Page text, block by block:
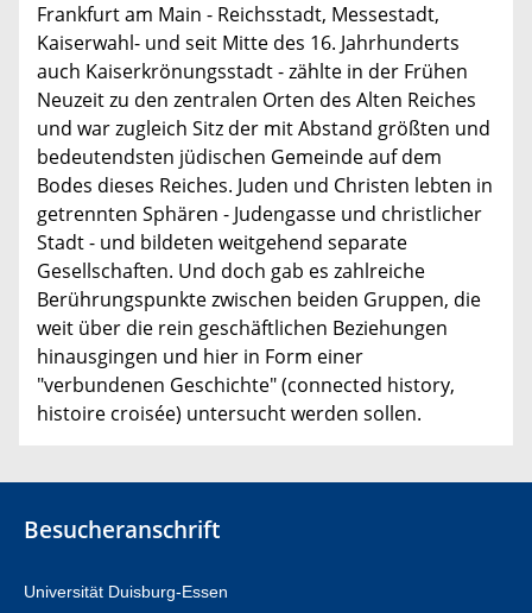
Frankfurt am Main - Reichsstadt, Messestadt,
Kaiserwahl- und seit Mitte des 16. Jahrhunderts
auch Kaiserkrönungsstadt - zählte in der Frühen
Neuzeit zu den zentralen Orten des Alten Reiches
und war zugleich Sitz der mit Abstand größten und
bedeutendsten jüdischen Gemeinde auf dem
Bodes dieses Reiches. Juden und Christen lebten in
getrennten Sphären - Judengasse und christlicher
Stadt - und bildeten weitgehend separate
Gesellschaften. Und doch gab es zahlreiche
Berührungspunkte zwischen beiden Gruppen, die
weit über die rein geschäftlichen Beziehungen
hinausgingen und hier in Form einer
"verbundenen Geschichte" (connected history,
histoire croisée) untersucht werden sollen.
Besucheranschrift
Universität Duisburg-Essen